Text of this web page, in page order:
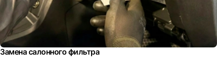
Замена салонного фильтра